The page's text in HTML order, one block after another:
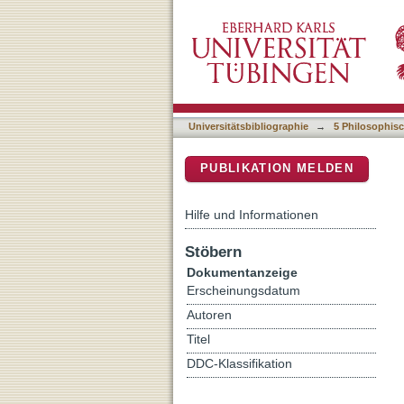
Universitätsbibliographie → 5
PUBLIKATION MELDEN
Hilfe und Informationen
Stöbern
Dokumentanzeige
Erscheinungsdatum
Autoren
Titel
DDC-Klassifikation